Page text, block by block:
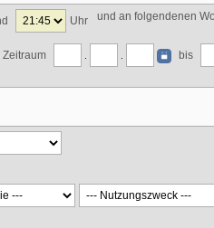
Uhr und an folgendenen
Zeitraum bis